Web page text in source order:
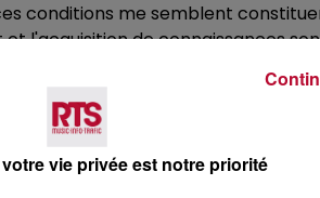
conditions me semblent
l'acquisition de connaissances
ou de vulgaires outils comme
mes articles où je
ce point corrompre notre
vie privée est notre priorité